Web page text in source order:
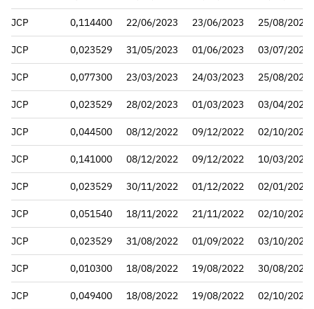
JCP 0,114400 22/06/2023 23/06/2023 25/08/2023
JCP 0,023529 31/05/2023 01/06/2023 03/07/2023
JCP 0,077300 23/03/2023 24/03/2023 25/08/2023
JCP 0,023529 28/02/2023 01/03/2023 03/04/2023
JCP 0,044500 08/12/2022 09/12/2022 02/10/2023
JCP 0,141000 08/12/2022 09/12/2022 10/03/2023
JCP 0,023529 30/11/2022 01/12/2022 02/01/2023
JCP 0,051540 18/11/2022 21/11/2022 02/10/2023
JCP 0,023529 31/08/2022 01/09/2022 03/10/2022
JCP 0,010300 18/08/2022 19/08/2022 30/08/2022
JCP 0,049400 18/08/2022 19/08/2022 02/10/2023